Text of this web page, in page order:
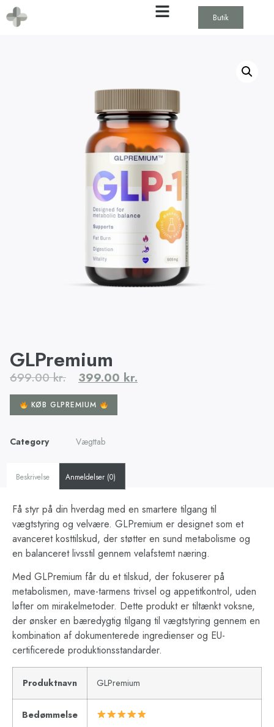
Butik
GLPremium
699.00kr. 399.00 kr.
KØB GLPREMIUM
Category Vægttab
Beskrivelse Anmeldelser (0)
Få styr på din hverdag med en smartere tilgang til
vægtstyring og velvære. GLPremium er designet som et
avanceret kosttilskud, der støtter en sund metabolisme og
en balanceret livsstil gennem velafstemt næring.
Med GLPremium får du et tilskud, der fokuserer på
metabolismen, mave-tarmens trivsel og appetitkontrol, uden
løfter om mirakelmetoder. Dette produkt er tiltænkt voksne,
der ønsker en bæredygtig tilgang til vægtstyring gennem en
kombination af dokumenterede ingredienser og EU-
certificerede produktionsstandarder.
Produktnavn GLPremium
Bedømmelse